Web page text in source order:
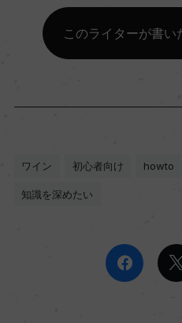
このライターが書い
ワイン 初心者向け howto
知識を深めたい